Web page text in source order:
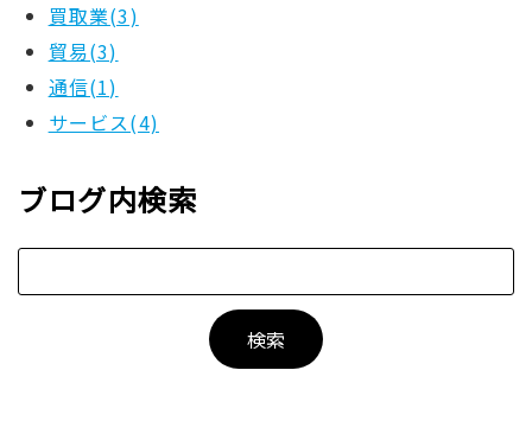
買取業(3)
貿易(3)
通信(1)
サービス(4)
ブログ内検索